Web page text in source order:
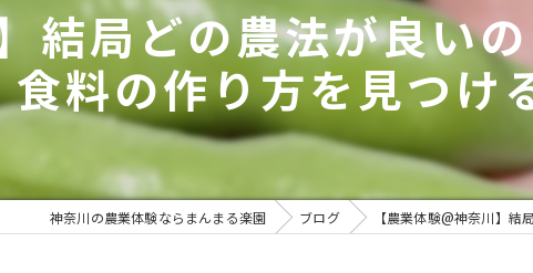
結局どの農法が良い
食料の作り方を見つけ
神奈川の農業体験ならまんまる楽園 ブログ 【農業体験@神奈川】